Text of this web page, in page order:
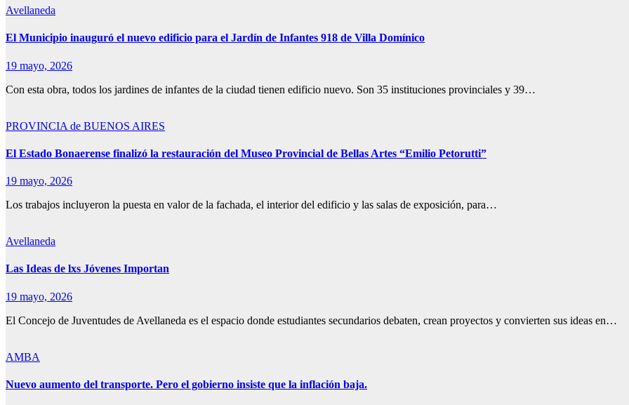
Avellaneda
El Municipio inauguró el nuevo edificio para el Jardín de Infantes 918 de Villa Domínico
19 mayo, 2026
Con esta obra, todos los jardines de infantes de la ciudad tienen edificio nuevo. Son 35 instituciones provinciales y 39…
PROVINCIA de BUENOS AIRES
El Estado Bonaerense finalizó la restauración del Museo Provincial de Bellas Artes “Emilio Petorutti”
19 mayo, 2026
Los trabajos incluyeron la puesta en valor de la fachada, el interior del edificio y las salas de exposición, para…
Avellaneda
Las Ideas de lxs Jóvenes Importan
19 mayo, 2026
El Concejo de Juventudes de Avellaneda es el espacio donde estudiantes secundarios debaten, crean proyectos y convierten sus ideas en…
AMBA
Nuevo aumento del transporte. Pero el gobierno insiste que la inflación baja.